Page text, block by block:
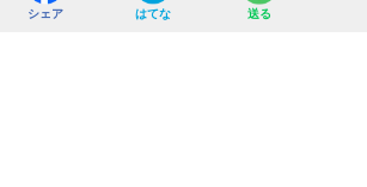
シェア はてな 送る